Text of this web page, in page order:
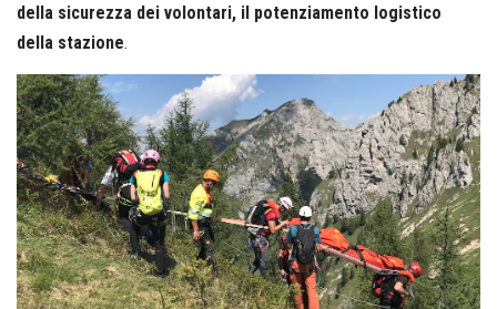
della sicurezza dei volontari, il potenziamento logistico
della stazione.